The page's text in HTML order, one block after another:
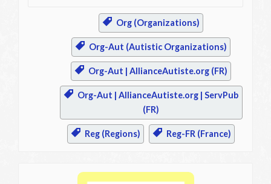
Org (Organizations)
Org-Aut (Autistic Organizations)
Org-Aut | AllianceAutiste.org (FR)
Org-Aut | AllianceAutiste.org | ServPub
(FR)
Reg (Regions) Reg-FR (France)